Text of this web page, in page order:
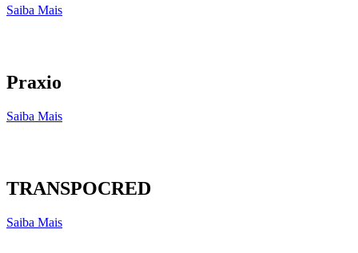
Saiba Mais
Praxio
Saiba Mais
TRANSPOCRED
Saiba Mais